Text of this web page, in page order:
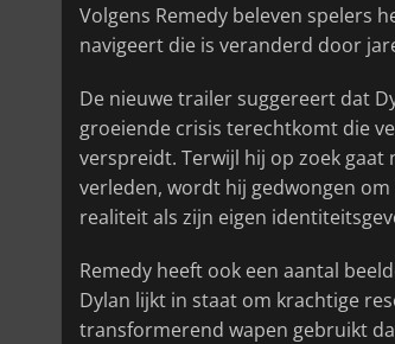
Volgens Remedy beleven spelers
navigeert die is veranderd door
De nieuwe trailer suggereert dat
groeiende crisis terechtkomt die
verspreidt. Terwijl hij op zoek
verleden, wordt hij gedwongen
realiteit als zijn eigen
Remedy heeft ook een aantal
Dylan lijkt in staat om krachtige
transformerend wapen gebruikt